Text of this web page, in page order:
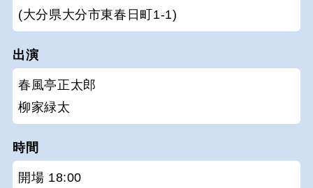
(大分県大分市東春日町1-1)
出演
春風亭正太郎
柳家緑太
時間
開場 18:00